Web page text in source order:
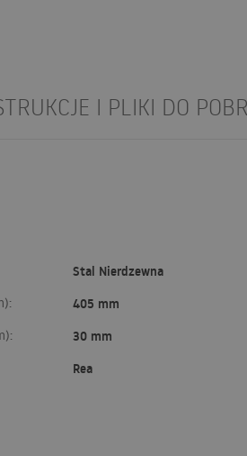
I PLIKI DO
Stal Nierdzewna
405 mm
30 mm
Rea